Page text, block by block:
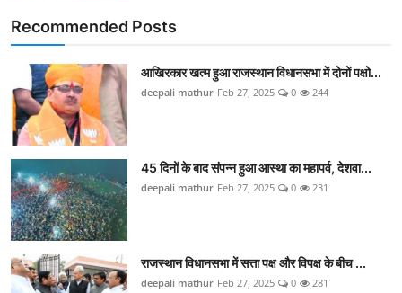
Recommended Posts
आखिरकार खत्म हुआ राजस्थान विधानसभा में दोनों पक्षो...
deepali mathur Feb 27, 2025 0 244
45 दिनों के बाद संपन्न हुआ आस्था का महापर्व, देशवा...
deepali mathur Feb 27, 2025 0 231
राजस्थान विधानसभा में सत्ता पक्ष और विपक्ष के बीच ...
deepali mathur Feb 27, 2025 0 281